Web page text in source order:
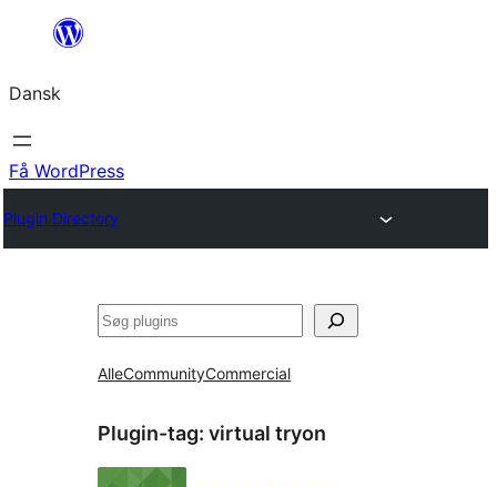
Spring
indhold
Dansk
Få WordPress
Plugin Directory
Søg
AlleCommunityCommercial
Plugin-tag: virtual tryon